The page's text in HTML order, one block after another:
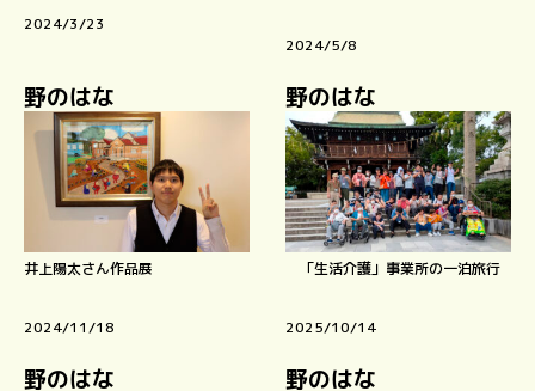
2024/3/23
2024/5/8
野のはな
井上陽太さん作品展
2024/11/18
野のはな
「生活介護」事業所の一泊旅行
2025/10/14
野のはな 野のはな